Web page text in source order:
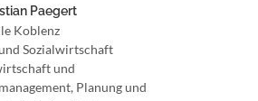
Paegert
Koblenz
Sozialwirtschaft
und
Planung und